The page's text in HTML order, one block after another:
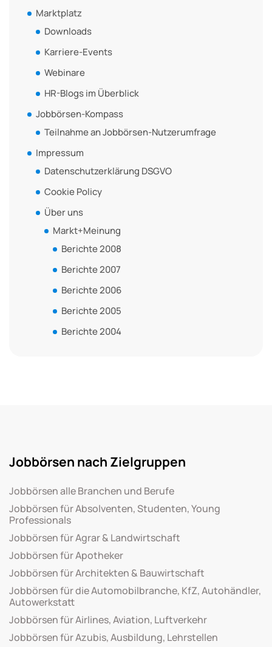
Marktplatz
Downloads
Karriere-Events
Webinare
HR-Blogs im Überblick
Jobbörsen-Kompass
Teilnahme an Jobbörsen-Nutzerumfrage
Impressum
Datenschutzerklärung DSGVO
Cookie Policy
Über uns
Markt+Meinung
Berichte 2008
Berichte 2007
Berichte 2006
Berichte 2005
Berichte 2004
Jobbörsen nach Zielgruppen
Jobbörsen alle Branchen und Berufe
Jobbörsen für Absolventen, Studenten, Young
Professionals
Jobbörsen für Agrar & Landwirtschaft
Jobbörsen für Apotheker
Jobbörsen für Architekten & Bauwirtschaft
Jobbörsen für die Automobilbranche, KfZ, Autohändler,
Autowerkstatt
Jobbörsen für Airlines, Aviation, Luftverkehr
Jobbörsen für Azubis, Ausbildung, Lehrstellen